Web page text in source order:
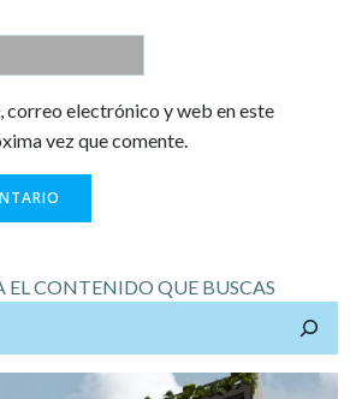
correo electrónico y web en este
vez que comente.
EL CONTENIDO QUE BUSCAS